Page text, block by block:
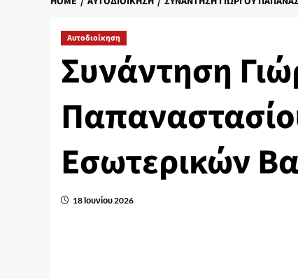
Αυτοδιοίκηση
Συνάντηση
Εσωτερικών
18 Ιουνίου 2026